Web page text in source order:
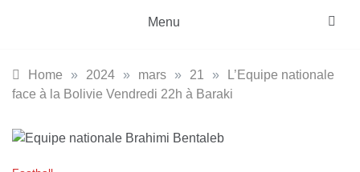
Menu
Home » 2024 » mars » 21 »
L’Equipe nationale
face à la Bolivie Vendredi 22h à Baraki